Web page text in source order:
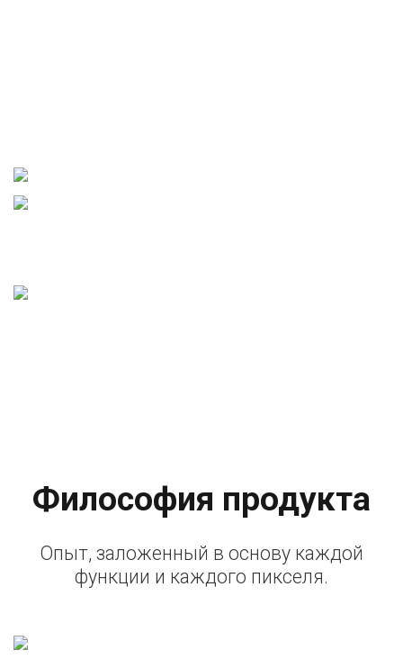
Философия продукта
Опыт, заложенный в основу каждой
функции и каждого пикселя.